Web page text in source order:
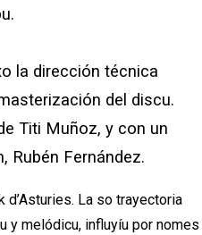
la dirección técnica
del discu.
Titi Muñoz, y con un
Rubén Fernández.
d’Asturies. La so trayectoria
y melódicu, influyíu por nomes